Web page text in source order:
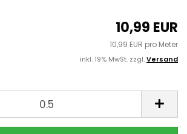
10,99 EUR
10,99 EUR pro Meter
inkl. 19% MwSt. zzgl.Versand